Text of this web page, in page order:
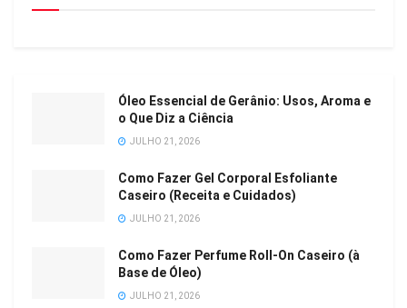
Óleo Essencial de Gerânio: Usos, Aroma e
o Que Diz a Ciência
JULHO 21, 2026
Como Fazer Gel Corporal Esfoliante
Caseiro (Receita e Cuidados)
JULHO 21, 2026
Como Fazer Perfume Roll-On Caseiro (à
Base de Óleo)
JULHO 21, 2026